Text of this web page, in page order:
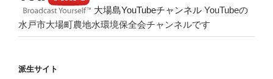
大場島YouTubeチャンネル YouTubeの
水戸市大場町農地水環境保全会チャンネルです
派生サイト